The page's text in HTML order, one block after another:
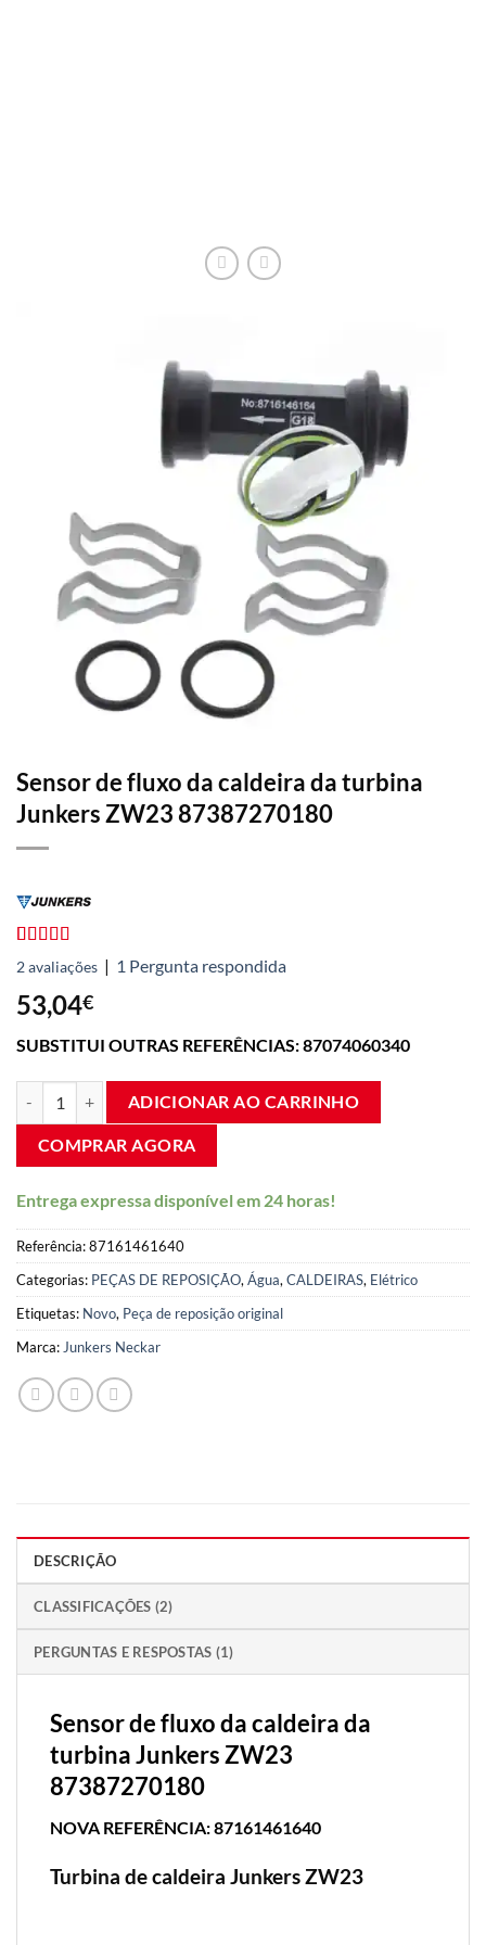
Sensor de fluxo da caldeira da turbina
Junkers ZW23 87387270180
Avaliado
com 4,50
de 5
estrelas
em
2
de clientes.
2avaliações | 1 Pergunta respondida
53,04€
SUBSTITUI OUTRAS REFERÊNCIAS: 87074060340
Sensor de fluxo da turbina da caldeira Junkers ZW23 87387270180
ADICIONAR AO CARRINHO
COMPRAR AGORA
Entrega expressa disponível em 24 horas!
Referência:87161461640
Categorias: PEÇAS DE REPOSIÇÃO, Água, CALDEIRAS, Elétrico
Etiquetas: Novo, Peça de reposição original
Marca: Junkers Neckar
DESCRIÇÃO
CLASSIFICAÇÕES (2)
PERGUNTAS E RESPOSTAS (1)
Sensor de fluxo da caldeira da
turbina Junkers ZW23
87387270180
NOVA REFERÊNCIA: 87161461640
Turbina de caldeira Junkers ZW23